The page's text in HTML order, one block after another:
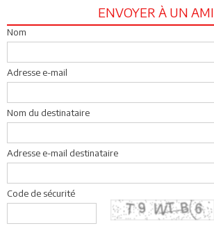
ENVOYER À UN AMI
Nom
Adresse e-mail
Nom du destinataire
Adresse e-mail destinataire
Code de sécurité